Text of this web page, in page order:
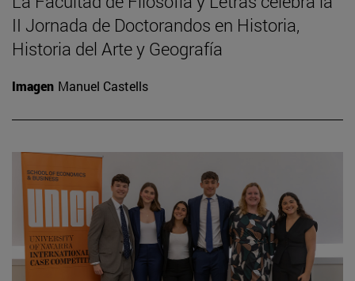
II Jornada de Doctorandos en Historia,
Historia del Arte y Geografía
Imagen Manuel Castells